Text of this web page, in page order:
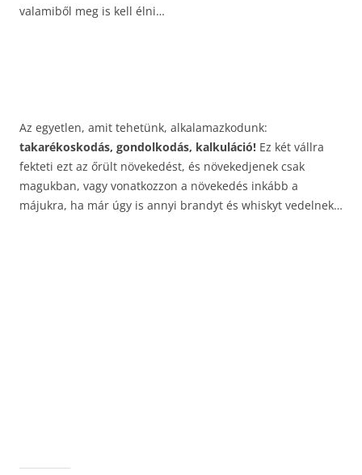
valamiből meg is kell élni…
Az egyetlen, amit tehetünk, alkalamazkodunk:
takarékoskodás, gondolkodás, kalkuláció! Ez két vállra
fekteti ezt az őrült növekedést, és növekedjenek csak
magukban, vagy vonatkozzon a növekedés inkább a
májukra, ha már úgy is annyi brandyt és whiskyt vedelnek…